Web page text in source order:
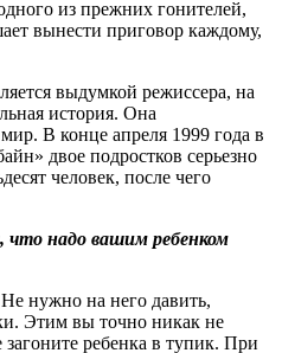
из прежних гонителей,
вынести приговор каждому,
выдумкой режиссера, на
история. Она
В конце апреля 1999 года в
двое подростков серьезно
человек, после чего
что надо вашим ребенком
нужно на него давить,
Этим вы точно никак не
ребенка в тупик. При